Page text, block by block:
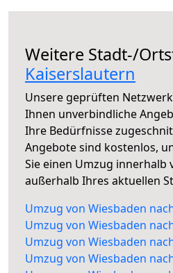
Weitere Stadt-/
Kaiserslautern
Unsere geprüften
Ihnen unverbindliche
Ihre Bedürfnisse
Angebote sind kostenlos,
Sie einen Umzug innerhalb
außerhalb Ihres aktuellen
Umzug von Wiesbaden
Umzug von Wiesbaden
Umzug von Wiesbaden
Umzug von Wiesbaden